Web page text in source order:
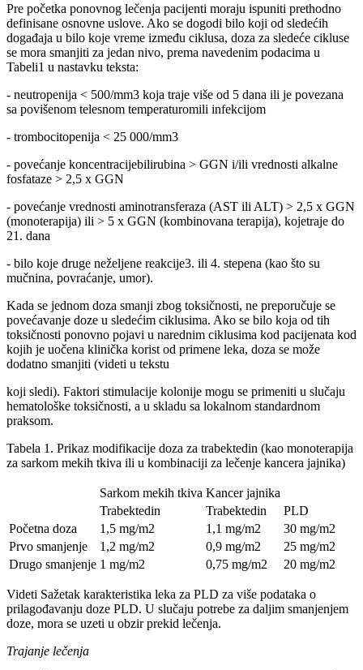
Pre početka ponovnog lečenja pacijenti moraju ispuniti prethodno
definisane osnovne uslove. Ako se dogodi bilo koji od sledećih
događaja u bilo koje vreme između ciklusa, doza za sledeće cikluse
se mora smanjiti za jedan nivo, prema navedenim podacima u
Tabeli1 u nastavku teksta:
- neutropenija < 500/mm3 koja traje više od 5 dana ili je povezana
sa povišenom telesnom temperaturomili infekcijom
- trombocitopenija < 25 000/mm3
- povećanje koncentracijebilirubina > GGN i/ili vrednosti alkalne
fosfataze > 2,5 x GGN
- povećanje vrednosti aminotransferaza (AST ili ALT) > 2,5 x GGN
(monoterapija) ili > 5 x GGN (kombinovana terapija), kojetraje do
21. dana
- bilo koje druge neželjene reakcije3. ili 4. stepena (kao što su
mučnina, povraćanje, umor).
Kada se jednom doza smanji zbog toksičnosti, ne preporučuje se
povećavanje doze u sledećim ciklusima. Ako se bilo koja od tih
toksičnosti ponovno pojavi u narednim ciklusima kod pacijenata kod
kojih je uočena klinička korist od primene leka, doza se može
dodatno smanjiti (videti u tekstu
koji sledi). Faktori stimulacije kolonije mogu se primeniti u slučaju
hematološke toksičnosti, a u skladu sa lokalnom standardnom
praksom.
Tabela 1. Prikaz modifikacije doza za trabektedin (kao monoterapija
za sarkom mekih tkiva ili u kombinaciji za lečenje kancera jajnika)
Sarkom mekih tkiva Kancer jajnika
Trabektedin
Trabektedin
PLD
Početna doza
1,5 mg/m2 1,1 mg/m2
30 mg/m2
Prvo smanjenje
1,2 mg/m2 0,9 mg/m2
25 mg/m2
Drugo smanjenje 1 mg/m2 0,75 mg/m2 20 mg/m2
Videti Sažetak karakteristika leka za PLD za više podataka o
prilagođavanju doze PLD. U slučaju potrebe za daljim smanjenjem
doze, mora se uzeti u obzir prekid lečenja.
Trajanje lečenja